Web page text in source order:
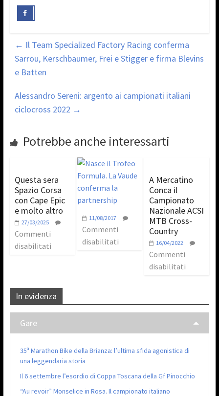
← Il Team Specialized Factory Racing conferma
Sarrou, Kerschbaumer, Frei e Stigger e firma Blevins
e Batten
Alessandro Sereni: argento ai campionati italiani
ciclocross 2022 →
Potrebbe anche interessarti
Questa sera
Spazio Corsa
con Cape Epic
e molto altro
27/03/2025
Commenti
disabilitati
11/08/2017
Commenti
disabilitati
A Mercatino
Conca il
Campionato
Nazionale ACSI
MTB Cross-
Country
16/04/2022
Commenti
disabilitati
In evidenza
Gare
35ª Marathon Bike della Brianza: l’ultima sfida agonistica di
una leggendaria storia
Il 6 settembre l’esordio di Coppa Toscana della Gf Pinocchio
“Au revoir” Monselice in Rosa. Il campionato italiano